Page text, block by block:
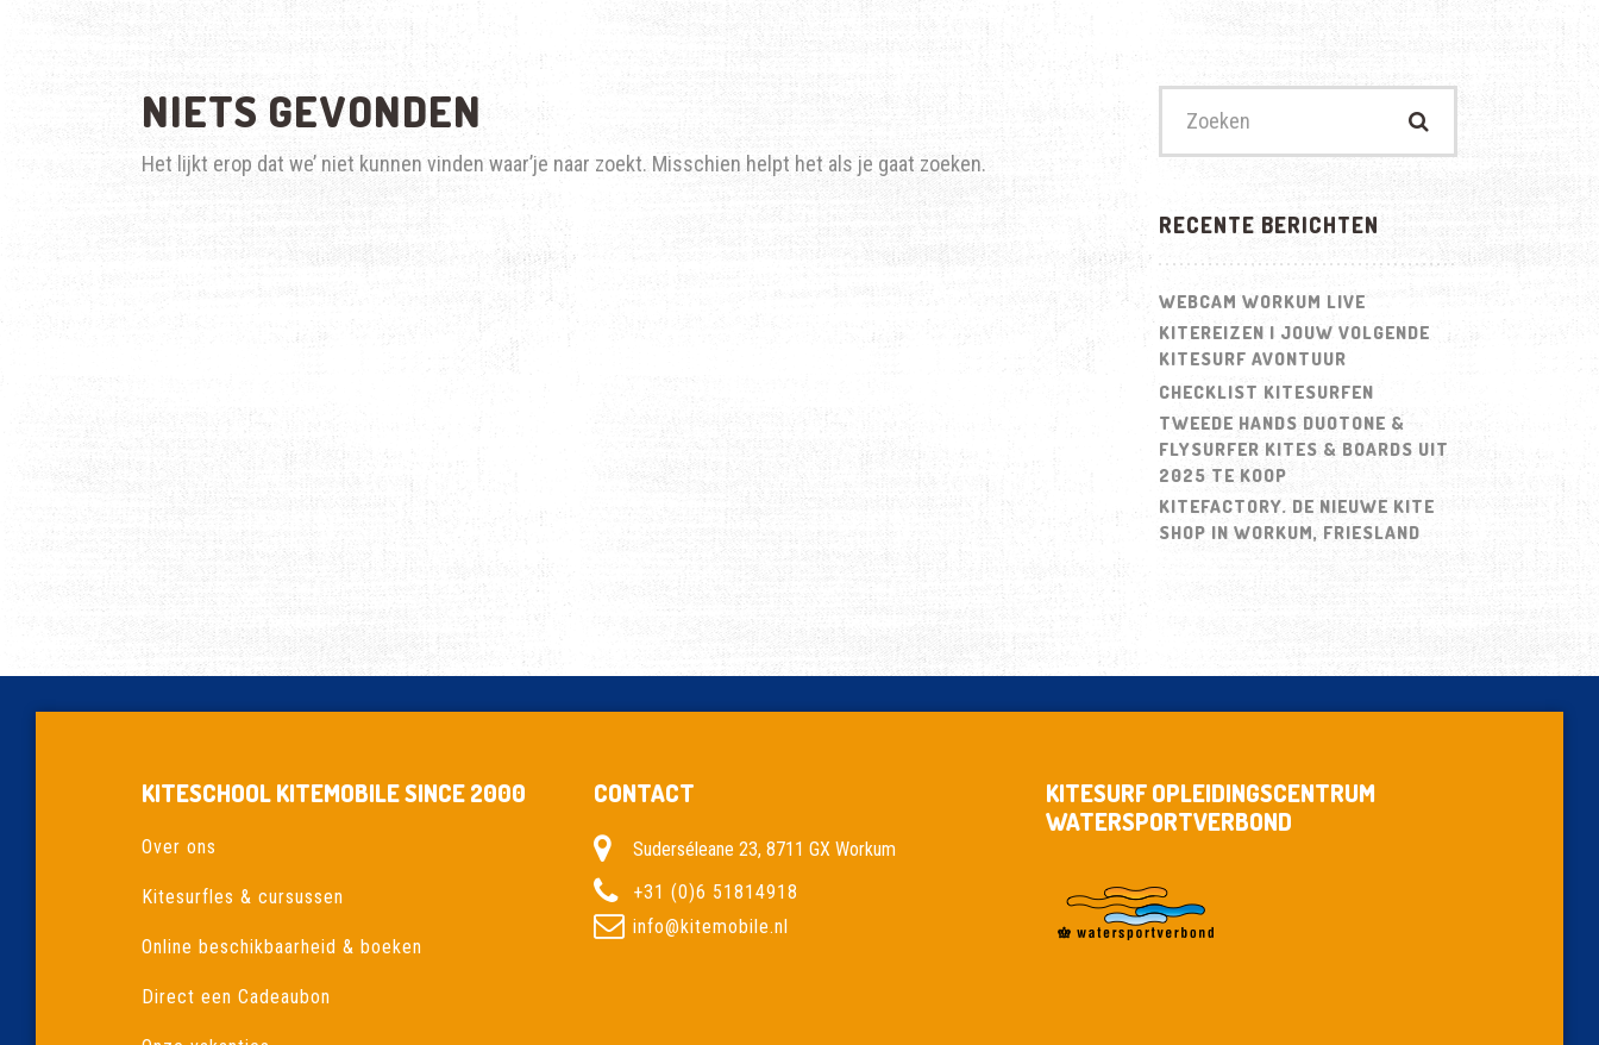
NIETS GEVONDEN
Het lijkt erop dat we’ niet kunnen vinden waar’je naar zoekt. Misschien helpt het als je gaat zoeken.
naar:
RECENTE BERICHTEN
WEBCAM WORKUM LIVE
KITEREIZEN | JOUW VOLGENDE
KITESURF AVONTUUR
CHECKLIST KITESURFEN
TWEEDE HANDS DUOTONE &
FLYSURFER KITES & BOARDS UIT
2025 TE KOOP
KITEFACTORY. DE NIEUWE KITE
SHOP IN WORKUM, FRIESLAND
KITESCHOOL KITEMOBILE SINCE 2000
Over ons
Kitesurfles & cursussen
Online beschikbaarheid & boeken
Direct een Cadeaubon
CONTACT
Suderséleane 23, 8711 GX Workum
+31 (0)6 51814918
info@kitemobile.nl
KITESURF OPLEIDINGSCENTRUM
WATERSPORTVERBOND